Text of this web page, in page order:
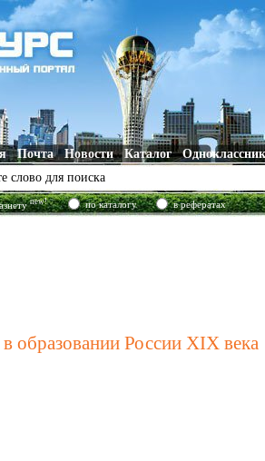
Почта Новости Каталог
new! по каталогу в рефератах
образовании России XIX века